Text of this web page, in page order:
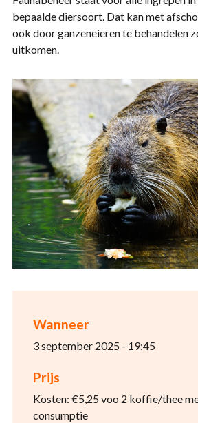
Wanneer
3 september 2025 - 19:45
Prijs
Kosten: €5,25 voo 2 koffie/thee
consumptie
bepaalde diersoort. Dat kan met
ook door ganzeneieren te behandelen
uitkomen.